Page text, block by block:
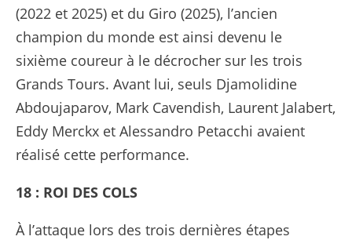
(2022 et 2025) et du Giro (2025), l’ancien
champion du monde est ainsi devenu le
sixième coureur à le décrocher sur les trois
Grands Tours. Avant lui, seuls Djamolidine
Abdoujaparov, Mark Cavendish, Laurent Jalabert,
Eddy Merckx et Alessandro Petacchi avaient
réalisé cette performance.
18 : ROI DES COLS
À l’attaque lors des trois dernières étapes